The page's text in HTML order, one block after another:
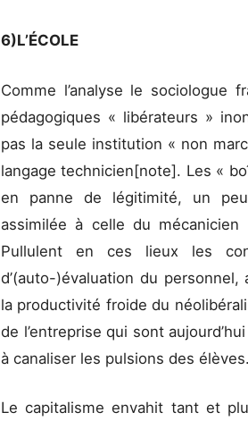
6)L’ÉCOLE
Comme l’analyse le sociologue
pédagogiques « libérateurs »
pas la seule institution « non
langage technicien[note]. Les «
en panne de légitimité, un
assimilée à celle du
Pullulent en ces lieux les
d’(auto-)évaluation du
la productivité froide du
de l’entreprise qui sont
à canaliser les pulsions des élèves.
Le capitalisme envahit tant et